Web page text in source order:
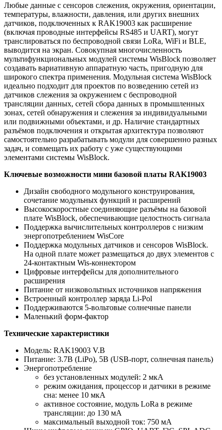
Любые данные с сенсоров слежения, окружения, ориентации,
температуры, влажности, давления, или других внешних
датчиков, подключенных к RAK19003 как расширение
(включая проводные интерфейсы RS485 и UART), могут
транслироваться по беспроводной связи LoRa, WiFi и BLE,
выводится на экран. Совокупная многочисленность
мультифункциональных модулей системы WisBlock позволяет
создавать вариативную аппаратную часть, пригодную для
широкого спектра применения. Модульная система WisBlock
идеально подходит для проектов по возведению сетей из
датчиков слежения за окружением с беспроводной
трансляции данных, сетей сбора данных в промышленных
зонах, сетей обнаружения и слежения за индивидуальными
или подвижными объектами, и др. Наличие стандартных
разъёмов подключения и открытая архитектура позволяют
самостоятельно разрабатывать модули для совершенно разных
задач, и совмещать их работу с уже существующими
элементами системы WisBlock.
Ключевые возможности мини базовой платы RAK19003
Дизайн свободного модульного конструирования,
сочетание модульных функций и расширений
Высокоскоростные соединяющие разъёмы на базовой
плате WisBlock, обеспечивающие целостность сигнала
Поддержка вычислительных контроллеров с низким
энергопотреблением WisCore
Поддержка модульных датчиков и сенсоров WisBlock.
На одной плате может размещаться до двух элементов с
24-контактным Wis-коннектором
Цифровые интерфейсы для дополнительного
расширения
Питание от низковольтных источников напряжения
Встроенный контроллер заряда Li-Pol
Поддерживаются 5-вольтовые солнечные панели
Маленький форм-фактор
Технические характеристики
Модель: RAK19003 V.B
Питание: 3.7В (LiPo), 5В (USB-порт, солнечная панель)
Энергопотребление
без установленных модулей: 2 мкА
режим ожидания, процессор и датчики в режиме
сна: менее 10 мкА
активное состояние, модуль LoRa в режиме
трансляции: до 130 мА
максимальный выходной ток: 750 мА